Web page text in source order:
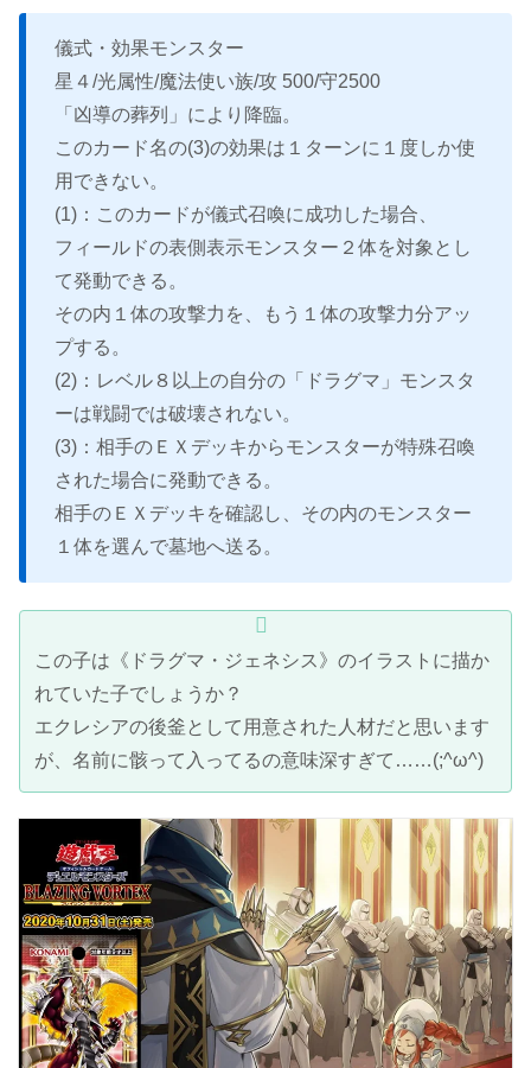
儀式・効果モンスター
星４/光属性/魔法使い族/攻 500/守2500
「凶導の葬列」により降臨。
このカード名の(3)の効果は１ターンに１度しか使
用できない。
(1)：このカードが儀式召喚に成功した場合、
フィールドの表側表示モンスター２体を対象とし
て発動できる。
その内１体の攻撃力を、もう１体の攻撃力分アッ
プする。
(2)：レベル８以上の自分の「ドラグマ」モンスタ
ーは戦闘では破壊されない。
(3)：相手のＥＸデッキからモンスターが特殊召喚
された場合に発動できる。
相手のＥＸデッキを確認し、その内のモンスター
１体を選んで墓地へ送る。
この子は《ドラグマ・ジェネシス》のイラストに描か
れていた子でしょうか？
エクレシアの後釜として用意された人材だと思います
が、名前に骸って入ってるの意味深すぎて……(;^ω^)